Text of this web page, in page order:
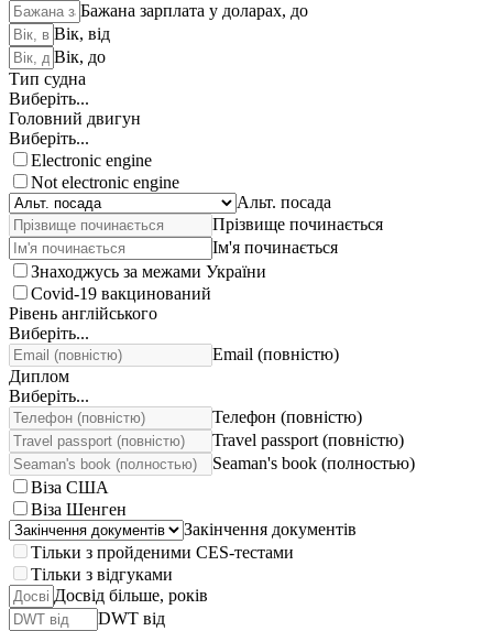
Бажана зарплата у доларах, до
Вік, від
Вік, до
Тип судна
Виберіть...
Головний двигун
Виберіть...
Electronic engine
Not electronic engine
Альт. посада
Прізвище починається
Ім'я починається
Знаходжусь за межами України
Covid-19 вакцинований
Рівень англійського
Виберіть...
Email (повністю)
Диплом
Виберіть...
Телефон (повністю)
Travel passport (повністю)
Seaman's book (полностью)
Віза США
Віза Шенген
Закінчення документів
Тільки з пройденими CES-тестами
Тільки з відгуками
Досвід більше, років
DWT від